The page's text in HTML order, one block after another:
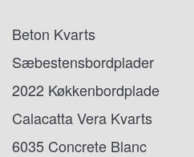
Beton Kvarts
Sæbestensbordplader
2022 Køkkenbordplade
Calacatta Vera Kvarts
6035 Concrete Blanc